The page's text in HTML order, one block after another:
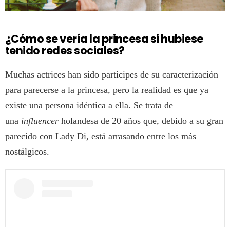
¿Cómo se vería la princesa si hubiese
tenido redes sociales?
Muchas actrices han sido partícipes de su caracterización
para parecerse a la princesa, pero la realidad es que ya
existe una persona idéntica a ella. Se trata de
una influencer holandesa de 20 años que, debido a su gran
parecido con Lady Di, está arrasando entre los más
nostálgicos.